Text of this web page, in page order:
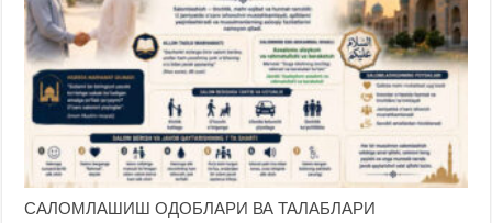
САЛОМЛАШИШ ОДОБЛАРИ ВА ТАЛАБЛАРИ